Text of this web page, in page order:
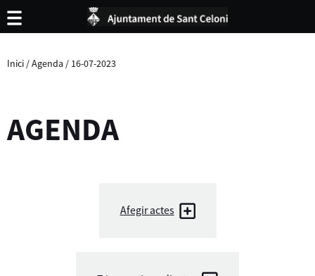
Inici /Agenda / 16-07-2023
AGENDA
Afegir actes